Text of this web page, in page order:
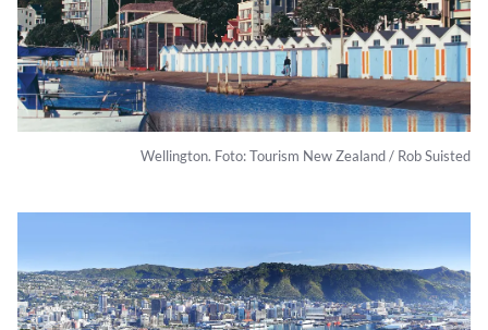
Wellington. Foto: Tourism New Zealand / Rob Suisted